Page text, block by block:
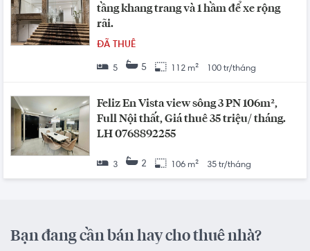
tầng khang trang và 1 hầm để xe rộng
rãi.
ĐÃ THUÊ
5 5 112 m² 100 tr/tháng
Feliz En Vista view sông 3 PN 106m²,
Full Nội thất, Giá thuê 35 triệu/ tháng.
LH 0768892255
3 2 106 m² 35 tr/tháng
Bạn đang cần bán hay cho thuê nhà?